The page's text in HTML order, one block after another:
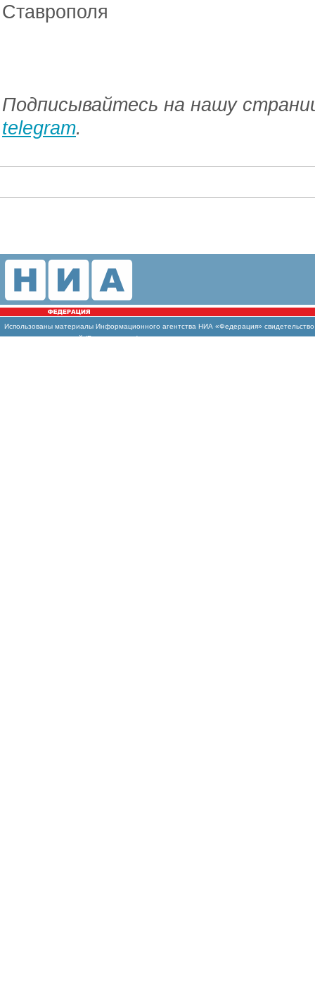
Ставрополя
Подписывайтесь на нашу
telegram.
Использованы материалы Информационного агентства НИА «Федерация»
массовых коммуникаций (Роскомнадзор)